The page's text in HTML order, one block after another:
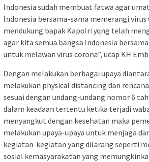
Indonesia sudah membuat fatwa agar
Indonesia bersama-sama memerangi virus
mendukung bapak Kapolri yqng telah
agar kita semua bangsa Indonesia
untuk melawan virus corona”, ucap KH
Dengan melakukan berbagai upaya
melakukan physical distancing dan
sesuai dengan undang-undang nomor 6
dalam keadaan tertentu ketika terjadi
menyangkut dengan kesehatan maka
melakukan upaya-upaya untuk menjaga
kegiatan-kegiatan yang dilarang seperti
sosial kemasyarakatan yang